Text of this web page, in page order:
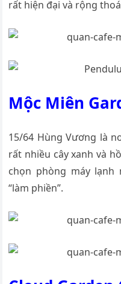
rất hiện đại và rộng
Mộc Miên
15/64 Hùng Vương là
rất nhiều cây xanh và
chọn phòng máy
“làm phiền”.